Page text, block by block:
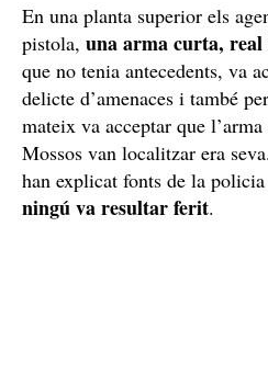
En una planta superior els
pistola, una arma curta,
que no tenia antecedents, va
delicte d’amenaces i també
mateix va acceptar que
Mossos van localitzar era
han explicat fonts de la policia
ningú va resultar ferit.